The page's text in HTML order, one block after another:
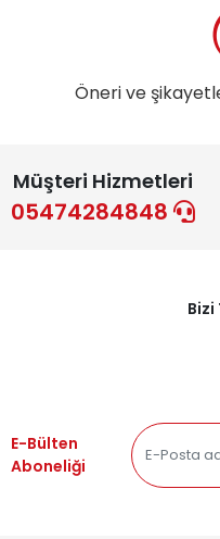
Öneri ve
Müşteri Hizmetleri
05474284848
Bizi
E-Bülten
Aboneliği